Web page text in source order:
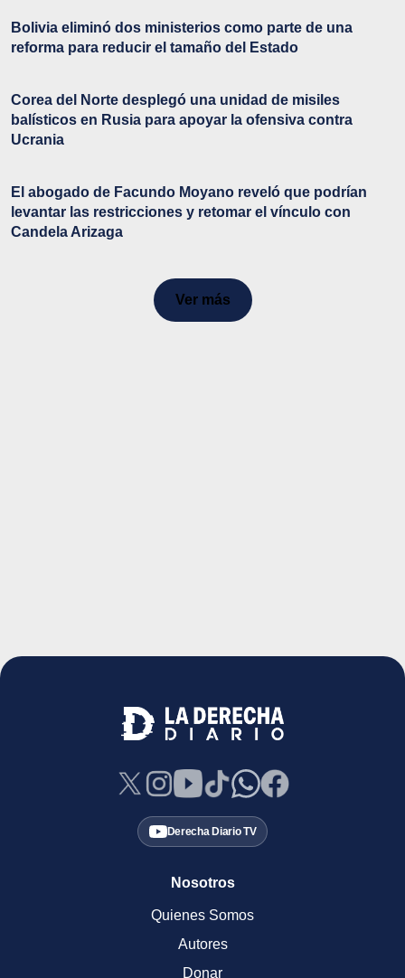
Bolivia eliminó dos ministerios como parte de una
reforma para reducir el tamaño del Estado
Corea del Norte desplegó una unidad de misiles
balísticos en Rusia para apoyar la ofensiva contra
Ucrania
El abogado de Facundo Moyano reveló que podrían
levantar las restricciones y retomar el vínculo con
Candela Arizaga
Ver más
Derecha Diario TV
Nosotros
Quienes Somos
Autores
Donar